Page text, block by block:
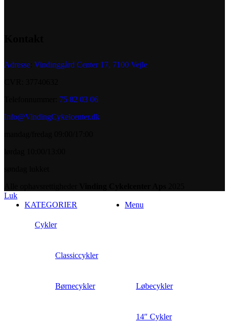
Adresse Vindinggård Center 17, 7100 Vejle
75 82 03 06
Info@VindingCykelcenter.dk
Luk
Menu
KATEGORIER
Cykler
Classiccykler
Børnecykler Løbecykler
14″ Cykler